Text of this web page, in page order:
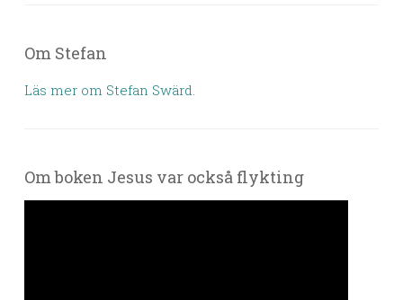
Om Stefan
Läs mer om Stefan Swärd.
Om boken Jesus var också flykting